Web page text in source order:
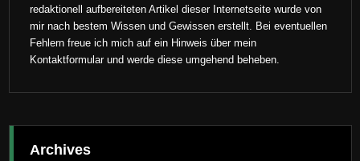
redaktionell aufbereiteten Artikel dieser Internetseite wurde von
mir nach bestem Wissen und Gewissen erstellt. Bei eventuellen
Fehlern freue ich mich auf ein Hinweis über mein
Kontaktformular und werde diese umgehend beheben.
Archives